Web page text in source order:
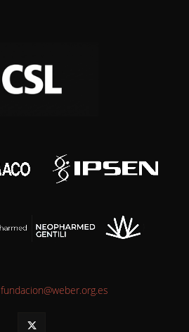
fundacion@weber.org.es